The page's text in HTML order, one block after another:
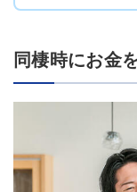
同棲時にお金